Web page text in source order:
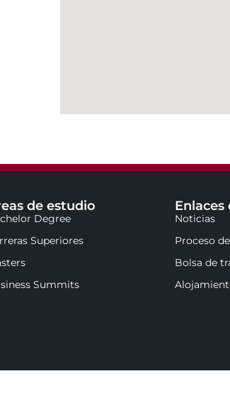
de estudio
Degree
Superiores
Summits
Enlaces
Noticias
Proceso
Bolsa de